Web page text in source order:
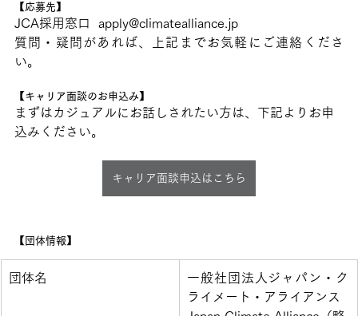
【応募先】
JCA採用窓口  apply@climatealliance.jp
質問・疑問があれば、上記までお気軽にご連絡くださ
い。
【キャリア面談のお申込み】
まずはカジュアルにお話しされたい方は、下記よりお申
込みください。
キャリア面談申込はこちら
【団体情報】
​団体名
​一般社団法人ジャパン・ク
ライメート・アライアンス